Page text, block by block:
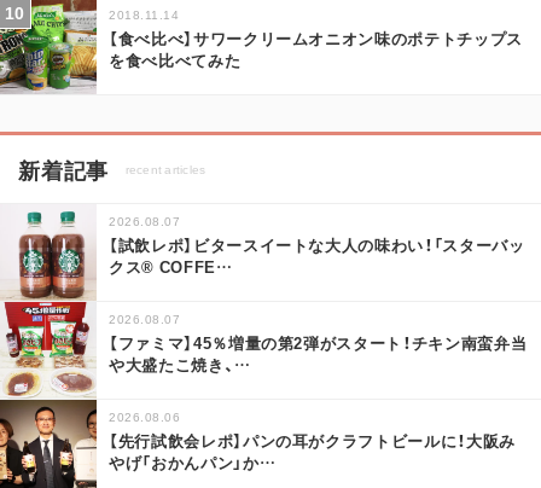
2018.11.14
【食べ比べ】サワークリームオニオン味のポテトチップス
を食べ比べてみた
新着記事 recent articles
2026.08.07
【試飲レポ】ビタースイートな大人の味わい！「スターバッ
クス® COFFE…
2026.08.07
【ファミマ】45％増量の第2弾がスタート！チキン南蛮弁当
や大盛たこ焼き、 …
2026.08.06
【先行試飲会レポ】パンの耳がクラフトビールに！大阪み
やげ「おかんパン」か…